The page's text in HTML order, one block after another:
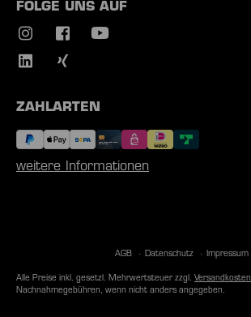
FOLGE UNS AUF
ZAHLARTEN
weitere Informationen
AGB Datenschutz Impressum
Alle Preise inkl. gesetzl. Mehrwertsteuer zzgl. Versandkosten
Nachnahmegebühren, wenn nicht anders angegeben.